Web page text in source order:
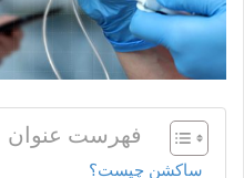
فهرست عنوان
ساکشن چیست؟